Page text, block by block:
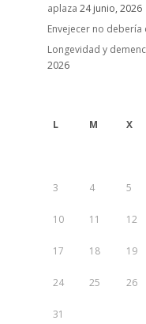
aplaza 24 junio, 2026
Envejecer no
Longevidad y
2026
L M X
3 4 5
10 11 12
17 18 19
24 25 26
31